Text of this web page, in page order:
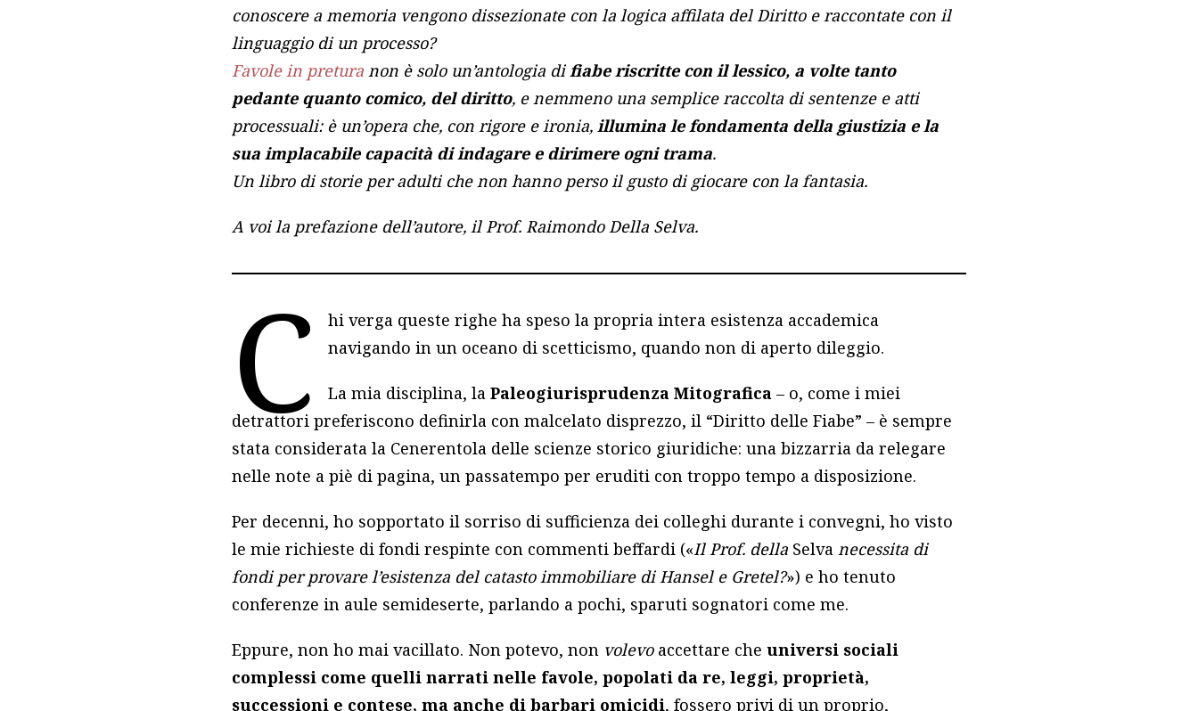
conoscere a memoria vengono dissezionate con la logica affilata del Diritto e raccontate con il
linguaggio di un processo?
Favole in pretura non è solo un’antologia difiabe riscritte con il lessico, a volte tanto
pedante quanto comico, del diritto, e nemmeno una semplice raccolta di sentenze e atti
processuali: è un’opera che, con rigore e ironia,illumina le fondamenta della giustizia e la
sua implacabile capacità di indagare e dirimere ogni trama.
Un libro di storie per adulti che non hanno perso il gusto di giocare con la fantasia.
A voi la prefazione dell’autore, il Prof. Raimondo Della Selva.
C
hi verga queste righe ha speso la propria intera esistenza accademica
navigando in un oceano di scetticismo, quando non di aperto dileggio.
La mia disciplina, laPaleogiurisprudenza Mitografica – o, come i miei
detrattori preferiscono definirla con malcelato disprezzo, il “Diritto delle Fiabe” – è sempre
stata considerata la Cenerentola delle scienze storico giuridiche: una bizzarria da relegare
nelle note a piè di pagina, un passatempo per eruditi con troppo tempo a disposizione.
Per decenni, ho sopportato il sorriso di sufficienza dei colleghi durante i convegni, ho visto
le mie richieste di fondi respinte con commenti beffardi («Il Prof. della Selva necessita di
fondi per provare l’esistenza del catasto immobiliare di Hansel e Gretel?») e ho tenuto
conferenze in aule semideserte, parlando a pochi, sparuti sognatori come me.
Eppure, non ho mai vacillato. Non potevo, non volevoaccettare cheuniversi sociali
complessi come quelli narrati nelle favole, popolati da re, leggi, proprietà,
successioni e contese, ma anche di barbari omicidi, fossero privi di un proprio,